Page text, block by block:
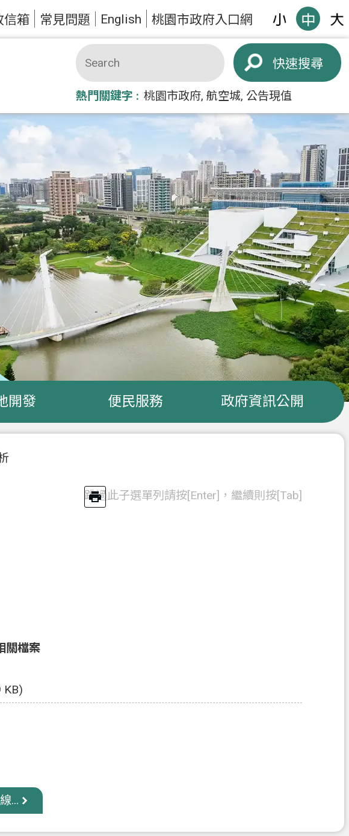
信箱 常見問題 English 桃園市政府入口網
搜尋
熱門關鍵字 桃園市政府 航空城 公告現值
開發 便民服務 政府資訊公開
跳過此子選單列請按[Enter]，繼續則按[Tab]
關檔案
KB)
...